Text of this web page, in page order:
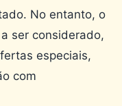
No entanto, o
ser considerado,
especiais,
com